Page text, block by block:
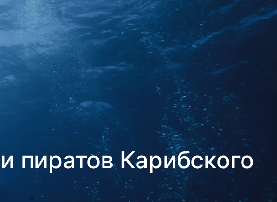
пиратов Карибского